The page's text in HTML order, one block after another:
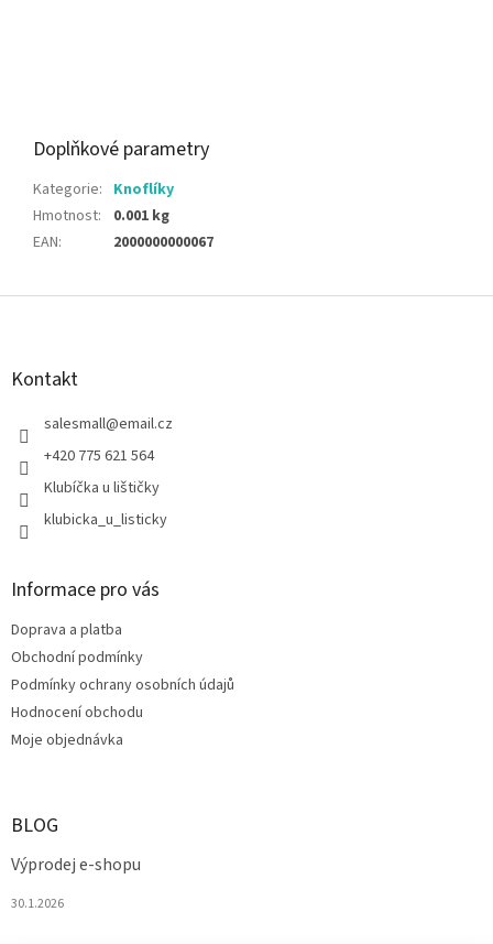
Doplňkové parametry
Kategorie: Knoflíky
Hmotnost:
0.001 kg
EAN: 2000000000067
Z
Kontakt
salesmall@email.cz
+420 775 621 564
Klubíčka u lištičky
klubicka_u_listicky
Informace pro vás
Doprava a platba
Obchodní podmínky
Podmínky ochrany osobních údajů
Hodnocení obchodu
Moje objednávka
BLOG
Výprodej e-shopu
30.1.2026